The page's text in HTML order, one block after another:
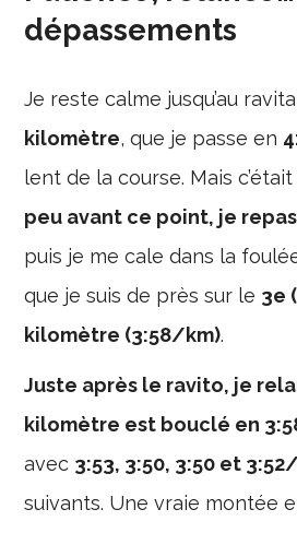
dépassements
Je reste calme jusqu’au
kilomètre, que je passe en
lent de la course. Mais
peu avant ce point, je
puis je me cale dans la
que je suis de près sur le 3e
kilomètre (3:58/km).
Juste après le ravito, je
kilomètre est bouclé en
avec 3:53, 3:50, 3:50 et
suivants. Une vraie montée